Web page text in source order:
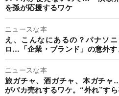
を孫が応援するワケ
ニュースな本
え、こんなにあるの？パナソ
ロ…「企業・ブランド」の意外
ニュースな本
旅ガチャ、酒ガチャ、本ガチャ
がバカ売れするワケ。“外れ”す